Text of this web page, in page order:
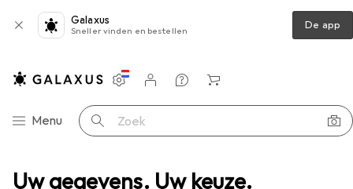
Uw gegevens. Uw keuze.
Galaxus
Sneller vinden en bestellen De app
Categorie navigatie
Menu Zoek op
Instellingen
Klantenaccount
Produktvergelijking
Verlanglijstje
Winkelmandje
PC-behuizing Genesis IRID 503 ARGB